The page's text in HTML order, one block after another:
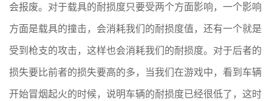
会报废。对于载具的耐损度只要受两个方面影响，一个影响
方面是载具的撞击，会消耗我们的耐损度值，还有一个就是
受到枪支的攻击，这样也会消耗我们的耐损度。对于后者的
损失要比前者的损失要高的多，当我们在游戏中，看到车辆
开始冒烟起火的时候，说明车辆的耐损度已经很低了，这时